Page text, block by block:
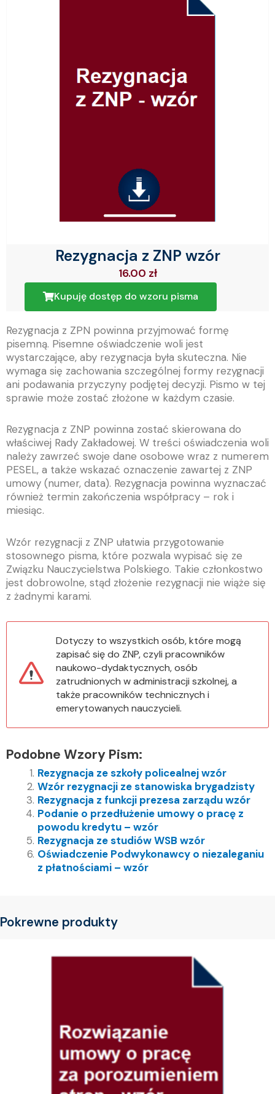
Rezygnacja z ZNP wzór
16.00 zł
Kupuję dostęp do wzoru pisma
Rezygnacja z ZPN powinna przyjmować formę
pisemną. Pisemne oświadczenie woli jest
wystarczające, aby rezygnacja była skuteczna. Nie
wymaga się zachowania szczególnej formy rezygnacji
ani podawania przyczyny podjętej decyzji. Pismo w tej
sprawie może zostać złożone w każdym czasie.
Rezygnacja z ZNP powinna zostać skierowana do
właściwej Rady Zakładowej. W treści oświadczenia woli
należy zawrzeć swoje dane osobowe wraz z numerem
PESEL, a także wskazać oznaczenie zawartej z ZNP
umowy (numer, data). Rezygnacja powinna wyznaczać
również termin zakończenia współpracy – rok i
miesiąc.
Wzór rezygnacji z ZNP ułatwia przygotowanie
stosownego pisma, które pozwala wypisać się ze
Związku Nauczycielstwa Polskiego. Takie członkostwo
jest dobrowolne, stąd złożenie rezygnacji nie wiąże się
z żadnymi karami.
Dotyczy to wszystkich osób, które mogą
zapisać się do ZNP, czyli pracowników
naukowo-dydaktycznych, osób
zatrudnionych w administracji szkolnej, a
także pracowników technicznych i
emerytowanych nauczycieli.
Podobne Wzory Pism:
Rezygnacja ze szkoły policealnej wzór
Wzór rezygnacji ze stanowiska brygadzisty
Rezygnacja z funkcji prezesa zarządu wzór
Podanie o przedłużenie umowy o pracę z
powodu kredytu – wzór
Rezygnacja ze studiów WSB wzór
Oświadczenie Podwykonawcy o niezaleganiu
z płatnościami – wzór
Pokrewne produkty